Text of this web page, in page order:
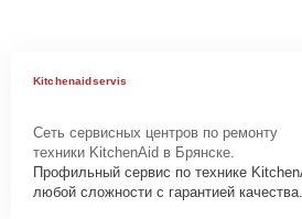
Kitchenaidservis
Сеть сервисных центров по ремонту
техники KitchenAid в Брянске.
Профильный сервис по технике
любой сложности с гарантией качества.